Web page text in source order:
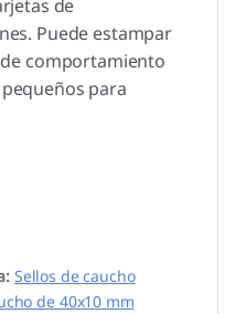
de
Puede estampar
comportamiento
para
Sellos de caucho
de 40x10 mm